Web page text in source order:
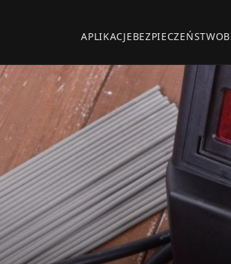
APLIKACJEBEZPIECZEŃSTWO